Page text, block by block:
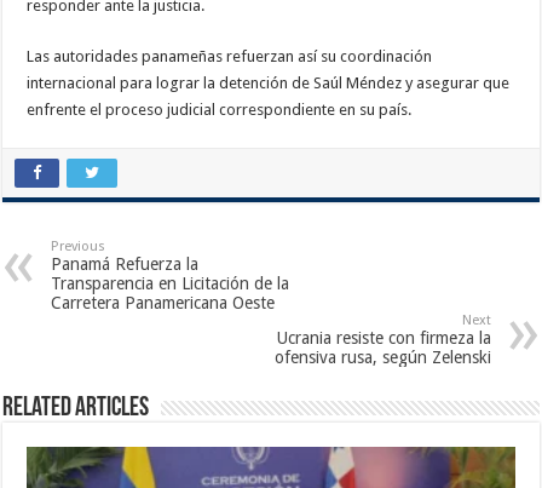
responder ante la justicia.
Las autoridades panameñas refuerzan así su coordinación
internacional para lograr la detención de Saúl Méndez y asegurar que
enfrente el proceso judicial correspondiente en su país.
Previous
Panamá Refuerza la
Transparencia en Licitación de la
Carretera Panamericana Oeste
Next
Ucrania resiste con firmeza la
ofensiva rusa, según Zelenski
Related Articles